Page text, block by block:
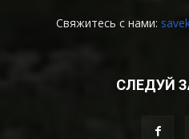
Свяжитесь с нами:
СЛЕДУЙ